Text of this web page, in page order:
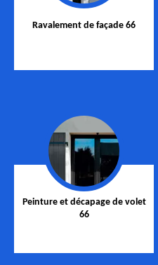
Ravalement de façade 66
Peinture et décapage de volet
66